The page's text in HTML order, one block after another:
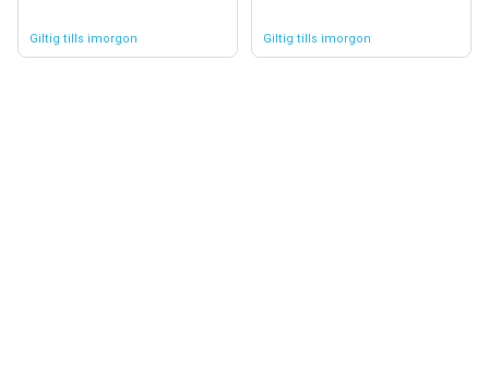
Giltig tills imorgon Giltig tills imorgon